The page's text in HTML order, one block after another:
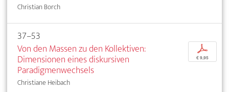
Christian Borch
37–53
Von den Massen zu den Kollektiven:
Dimensionen eines diskursiven
Paradigmenwechsels
Christiane Heibach
p
€ 9,95